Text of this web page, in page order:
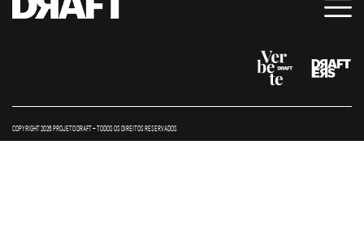
COPYRIGHT 2026 PROJETO DRAFT – TODOS OS DIREITOS RESERVADOS